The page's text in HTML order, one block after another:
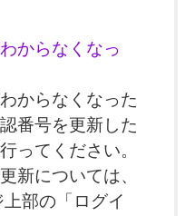
からなくなっ
からなくなった
番号を更新した
ってください。
新については、
部の「ログイ